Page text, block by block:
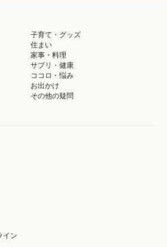
子育て・グッズ
住まい
家事・料理
サプリ・健康
ココロ・悩み
お出かけ
その他の疑問
イン